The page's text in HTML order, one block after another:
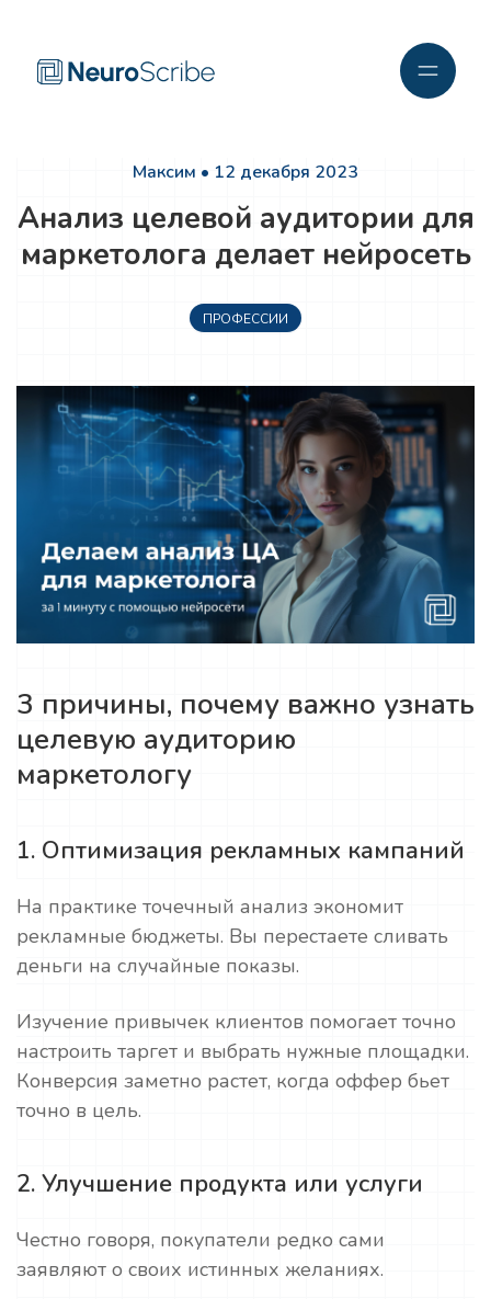
Максим • 12 декабря 2023
Анализ целевой аудитории для
маркетолога делает нейросеть
ПРОФЕССИИ
3 причины, почему важно узнать
целевую аудиторию
маркетологу
1. Оптимизация рекламных кампаний
На практике точечный анализ экономит
рекламные бюджеты. Вы перестаете сливать
деньги на случайные показы.
Изучение привычек клиентов помогает точно
настроить таргет и выбрать нужные площадки.
Конверсия заметно растет, когда оффер бьет
точно в цель.
2. Улучшение продукта или услуги
Честно говоря, покупатели редко сами
заявляют о своих истинных желаниях.